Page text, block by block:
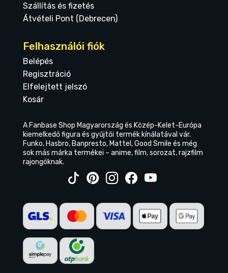
Szállítás és fizetés
Átvételi Pont (Debrecen)
Felhasználói fiók
Belépés
Regisztráció
Elfelejtett jelszó
Kosár
A Fanbase Shop Magyarország és Közép-Kelet-Európa
kiemelkedő figura és gyűjtői termék kínálatával vár.
Funko, Hasbro, Banpresto, Mattel, Good Smile és még
sok más márka termékei – anime, film, sorozat, rajzfilm
rajongóknak.